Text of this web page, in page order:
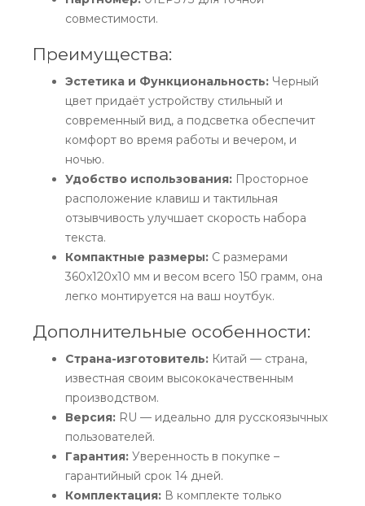
совместимости.
Преимущества:
Эстетика и Функциональность: Черный
цвет придаёт устройству стильный и
современный вид, а подсветка обеспечит
комфорт во время работы и вечером, и
ночью.
Удобство использования: Просторное
расположение клавиш и тактильная
отзывчивость улучшает скорость набора
текста.
Компактные размеры: С размерами
360x120x10 мм и весом всего 150 грамм, она
легко монтируется на ваш ноутбук.
Дополнительные особенности:
Страна-изготовитель: Китай — страна,
известная своим высококачественным
производством.
Версия: RU — идеально для русскоязычных
пользователей.
Гарантия: Уверенность в покупке –
гарантийный срок 14 дней.
Комплектация: В комплекте только